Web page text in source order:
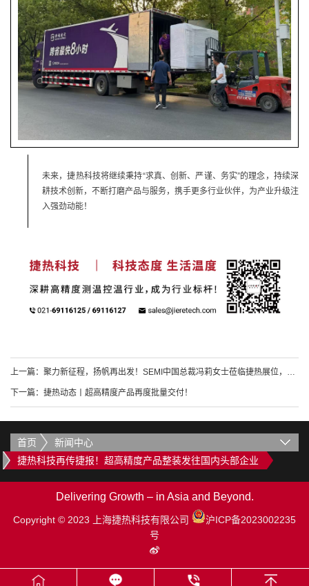
未来，捷热科技将继续秉持“求真、创新、严谨、务实”的理念，持续深
耕技术创新，不断打磨产品与服务，携手更多行业伙伴，为产业升级注
入强劲动能！
上一篇： 聚力新征程，扬帆再出发！SEMI中国总裁冯莉女士莅临捷热展位，SEMICON SOUTHEAST ASIA 2026 圆满收官！
下一篇： 捷热动态丨超高精度产品再度批量交付！
首页
新闻中心
捷热科技再传捷报！超高精度产品整装发往国内头部企业
Delivering Growth – in Asia and Beyond.
Copyright © 2023 上海捷热科技有限公司
沪ICP备2023002235
号